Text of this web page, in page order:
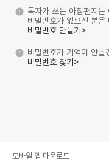
독자가 쓰는 아침편지는
비밀번호가 없으신 분
비밀번호 만들기>
비밀번호가 기억이 안
비밀번호 찾기>
모바일 앱 다운로드